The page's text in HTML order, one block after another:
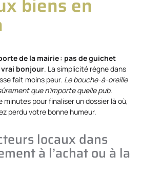
de la mairie : pas de guichet
bonjour. La simplicité règne dans
fait moins peur. Le bouche-à-oreille
que n’importe quelle pub.
pour finaliser un dossier là où,
perdu votre bonne humeur.
locaux dans
à l’achat ou à la